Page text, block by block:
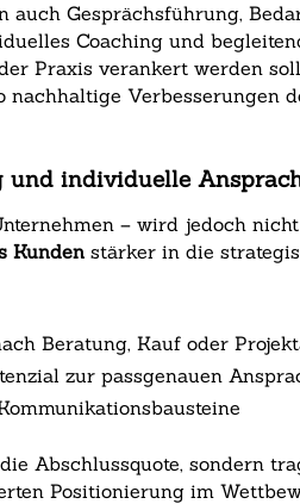
Gesprächsführung,
Coaching und
Praxis verankert werden
Verbesserungen
und individuelle
– wird jedoch
Kunden stärker in die
Beratung, Kauf oder
zur passgenauen
Abschlussquote, sondern
Positionierung im